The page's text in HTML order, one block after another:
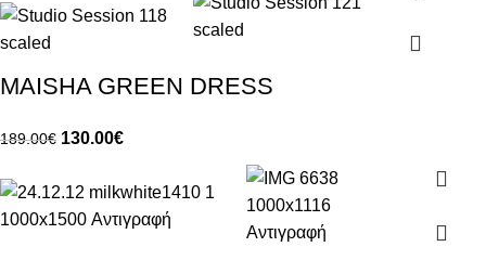
MAISHA GREEN DRESS
189.00€ 130.00€